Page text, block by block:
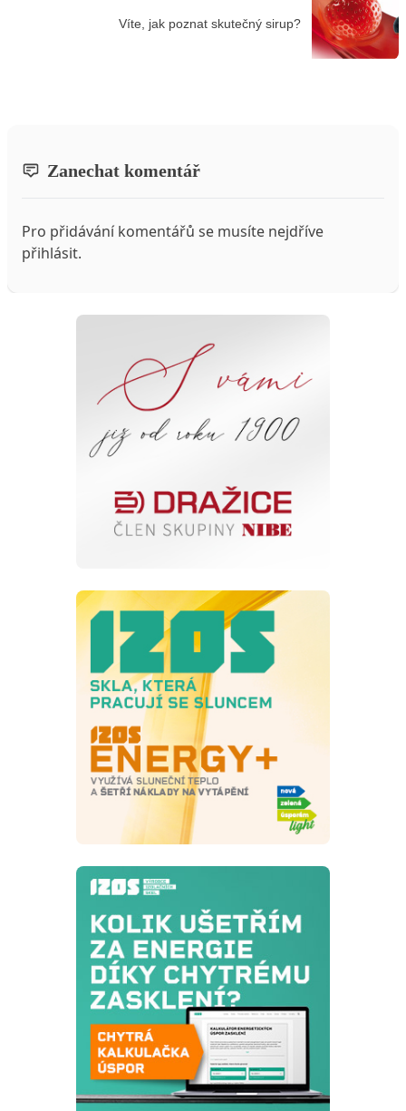
Víte, jak poznat skutečný sirup?
Zanechat komentář
Pro přidávání komentářů se musíte nejdříve
přihlásit.